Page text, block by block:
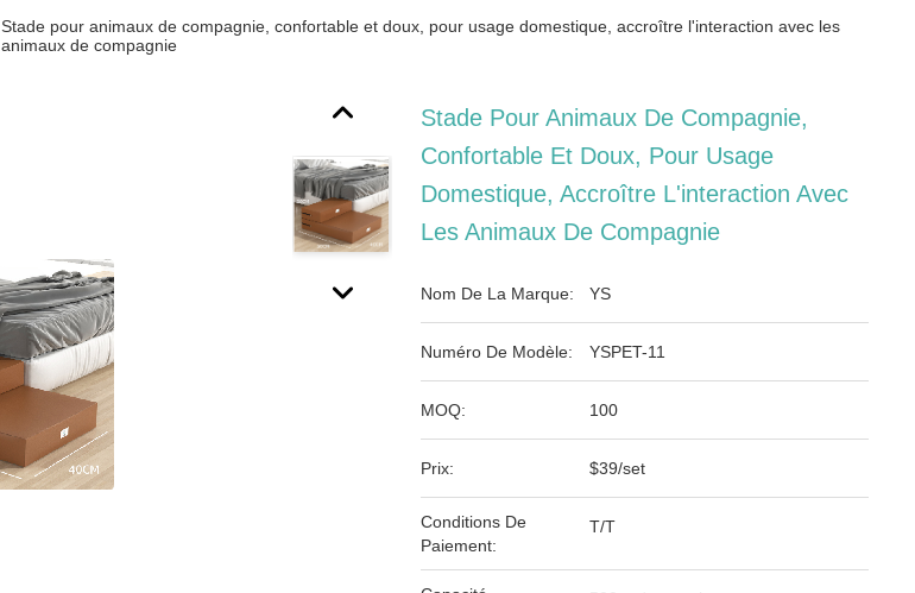
Stade pour animaux de compagnie, confortable et doux, pour usage domestique, accroître l'interaction avec les
animaux de compagnie
Stade Pour Animaux De Compagnie,
Confortable Et Doux, Pour Usage
Domestique, Accroître L'interaction Avec
Les Animaux De Compagnie
Nom De La Marque: YS
Numéro De Modèle: YSPET-11
MOQ: 100
Prix: $39/set
Conditions De
Paiement:
T/T